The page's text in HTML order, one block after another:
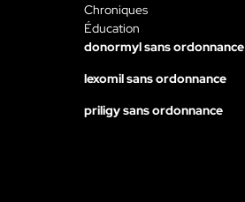
Chroniques
Éducation
donormyl sans ordonnance
lexomil sans ordonnance
priligy sans ordonnance